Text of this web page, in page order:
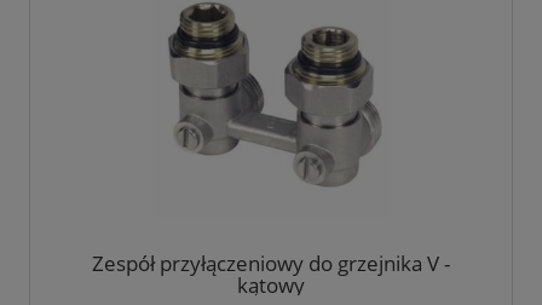
Zespół przyłączeniowy do grzejnika V -
kątowy